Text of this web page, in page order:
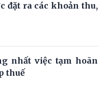
đặt ra các khoản thu,
nhất việc tạm hoãn
thuế